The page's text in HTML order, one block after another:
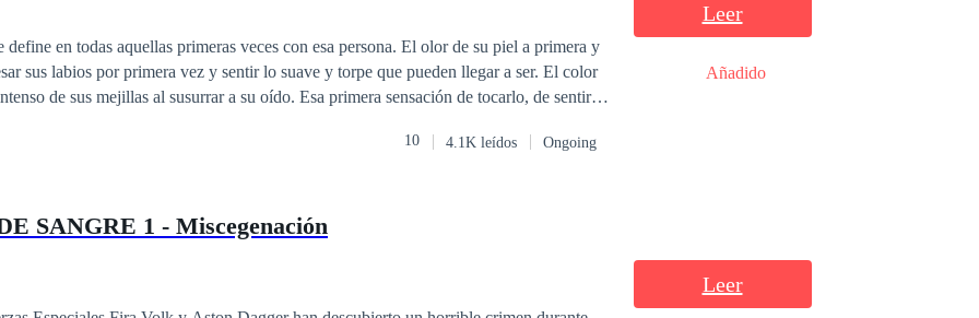
al susurrar a su oído. Esa primera sensación de tocarlo, de sentir
10 4.1K leídos Ongoing
Leer
Añadido
SANGRE 1 - Miscegenación
Leer